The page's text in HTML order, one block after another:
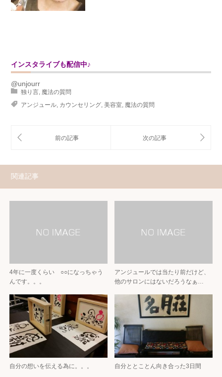
インスタライブも配信中♪
@unjourr
独り言, 魔法の質問
アンジュール, カウンセリング, 美容室, 魔法の質問
関連記事
4年に一度くらい ○○になっちゃう
んです。。。
アンジュールでは当たり前だけど、
他のサロンにはないだろうなぁ…
自分の想いを伝える為に。。。 自分ととことん向き合った3日間